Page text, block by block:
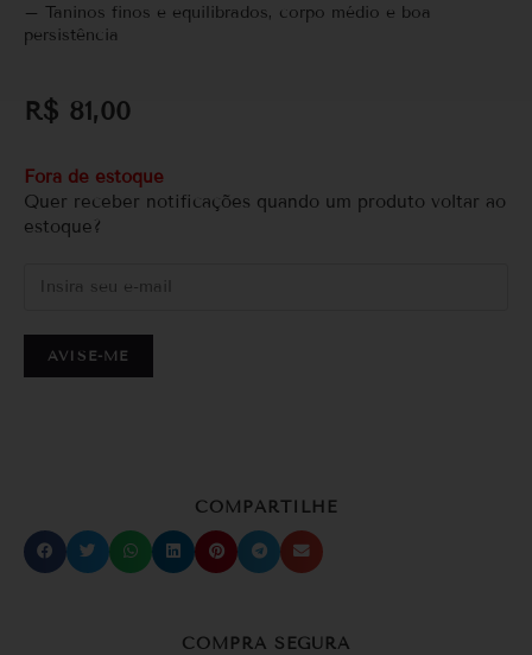
– Taninos finos e equilibrados, corpo médio e boa
persistência
R$ 81,00
Fora de estoque
Quer receber notificações quando um produto voltar ao
estoque?
AVISE-ME
COMPARTILHE
COMPRA SEGURA